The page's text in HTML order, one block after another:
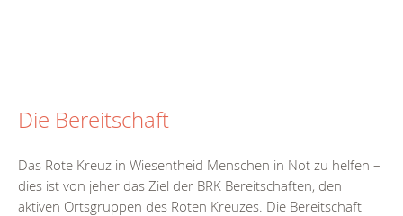
Die Bereitschaft
Das Rote Kreuz in Wiesentheid Menschen in Not zu helfen –
dies ist von jeher das Ziel der BRK Bereitschaften, den
aktiven Ortsgruppen des Roten Kreuzes. Die Bereitschaft